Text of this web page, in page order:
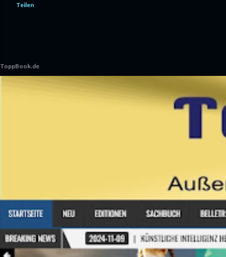
Teilen
ToppBook.de